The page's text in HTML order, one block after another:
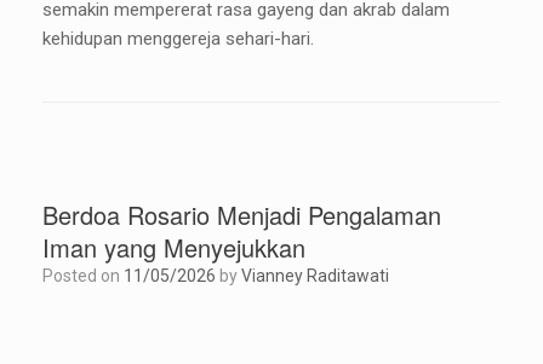
semakin mempererat rasa gayeng dan akrab dalam
kehidupan menggereja sehari-hari.
Berdoa Rosario Menjadi Pengalaman
Iman yang Menyejukkan
Posted on 11/05/2026 byVianney Raditawati